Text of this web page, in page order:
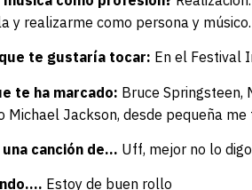
y realizarme como persona y músico.
te gustaría tocar: En el Festival
te ha marcado: Bruce Springsteen,
Michael Jackson, desde pequeña
canción de… Uff, mejor no lo digo
Estoy de buen rollo